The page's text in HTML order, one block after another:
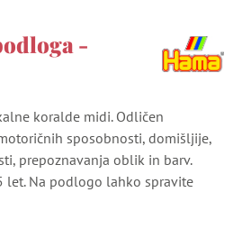
-
koralde midi. Odličen
sposobnosti, domišljije,
prepoznavanja oblik in barv.
let. Na podlogo lahko spravite